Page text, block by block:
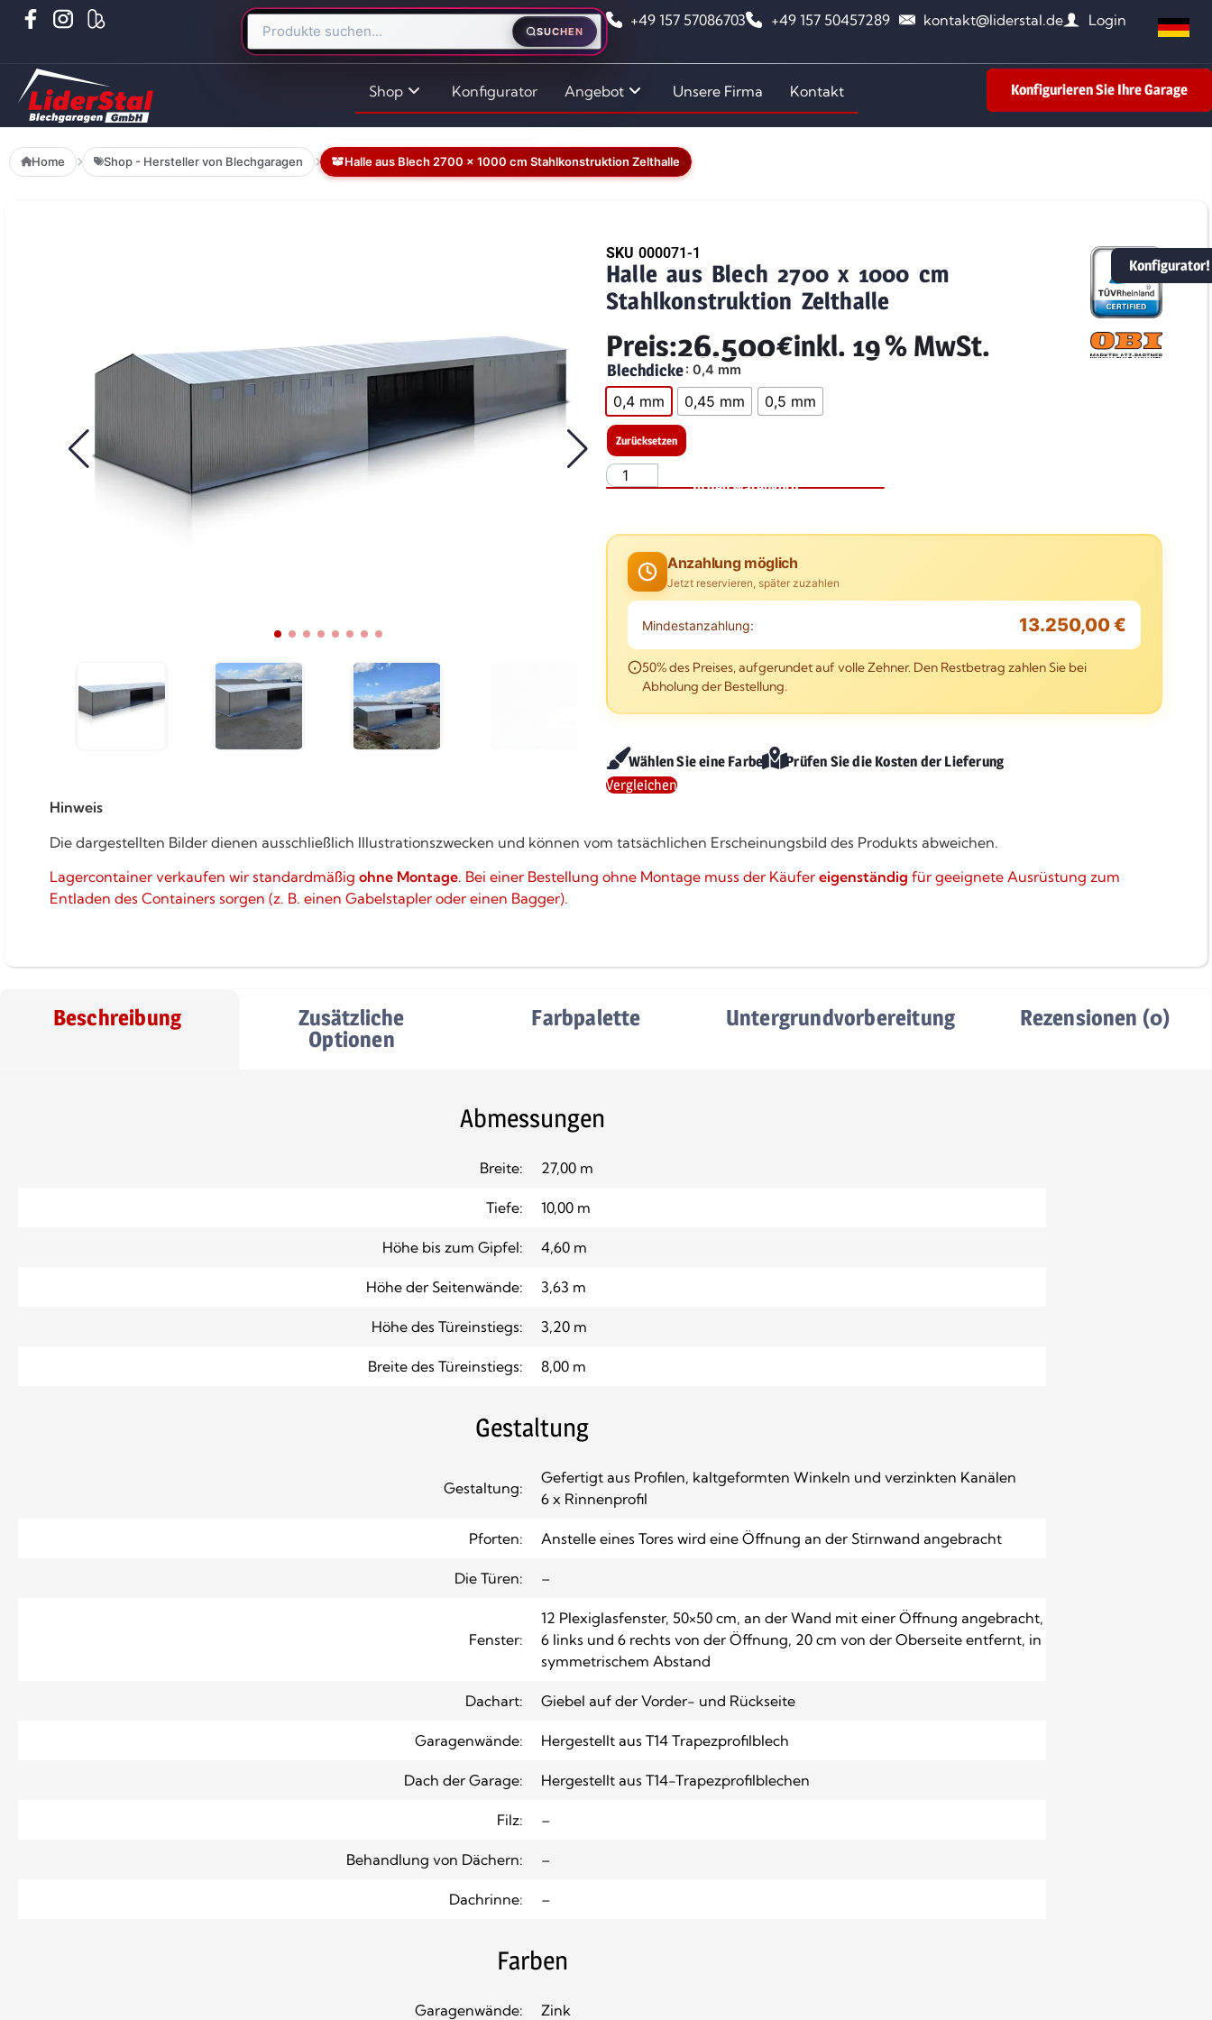
SUCHEN
+49 157 57086703 +49 157 50457289 kontakt@liderstal.de Login
Shop Konfigurator Angebot Unsere Firma Kontakt Konfigurieren Sie Ihre Garage
Konfigurator!
Home Shop - Hersteller von Blechgaragen Halle aus Blech 2700 x 1000 cm Stahlkonstruktion Zelthalle
SKU 000071-1
Halle aus Blech 2700 x 1000 cm
Stahlkonstruktion Zelthalle
Preis:26.500€inkl. 19 % MwSt.
Blechdicke: 0,4 mm
0,4 mm 0,45 mm 0,5 mm
Zurücksetzen
In den Warenkorb
Anzahlung möglich
Jetzt reservieren, später zuzahlen
Mindestanzahlung: 13.250,00 €
50% des Preises, aufgerundet auf volle Zehner. Den Restbetrag zahlen Sie bei
Abholung der Bestellung.
Wählen Sie eine Farbe
Prüfen Sie die Kosten der Lieferung
Vergleichen
Hinweis
Die dargestellten Bilder dienen ausschließlich Illustrationszwecken und können vom tatsächlichen Erscheinungsbild des Produkts abweichen.
Lagercontainer verkaufen wir standardmäßig ohne Montage. Bei einer Bestellung ohne Montage muss der Käufer eigenständig für geeignete Ausrüstung zum
Entladen des Containers sorgen (z. B. einen Gabelstapler oder einen Bagger).
Beschreibung
Zusätzliche
Optionen
Farbpalette Untergrundvorbereitung Rezensionen (0)
Abmessungen
Breite: 27,00 m
Tiefe: 10,00 m
Höhe bis zum Gipfel: 4,60 m
Höhe der Seitenwände: 3,63 m
Höhe des Türeinstiegs: 3,20 m
Breite des Türeinstiegs: 8,00 m
Gestaltung
Gestaltung:
Gefertigt aus Profilen, kaltgeformten Winkeln und verzinkten Kanälen
6 x Rinnenprofil
Pforten: Anstelle eines Tores wird eine Öffnung an der Stirnwand angebracht
Die Türen: –
Fenster:
12 Plexiglasfenster, 50×50 cm, an der Wand mit einer Öffnung angebracht,
6 links und 6 rechts von der Öffnung, 20 cm von der Oberseite entfernt, in
symmetrischem Abstand
Dachart: Giebel auf der Vorder- und Rückseite
Garagenwände: Hergestellt aus T14 Trapezprofilblech
Dach der Garage: Hergestellt aus T14-Trapezprofilblechen
Filz: –
Behandlung von Dächern: –
Dachrinne: –
Farben
Garagenwände: Zink